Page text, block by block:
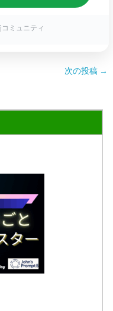
ミュニティ
次の投稿 →